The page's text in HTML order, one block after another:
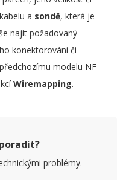
a sondě, která je
najít požadovaný
konektorování či
modelu NF-
Wiremapping.
problémy.